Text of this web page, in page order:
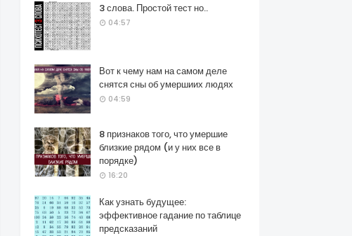
3 слова. Простой тест но..
04:57
Вот к чему нам на самом деле
снятся сны об умершиих людях
04:59
8 признаков того, что умершие
близкие рядом (и у них все в
порядке)
16:20
Как узнать будущее:
эффективное гадание по таблице
предсказаний